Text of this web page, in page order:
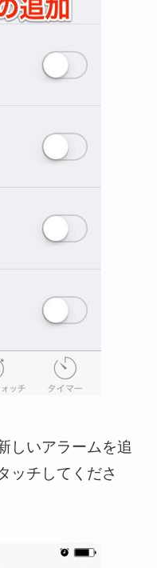
しいアラームを追
ッチしてくださ